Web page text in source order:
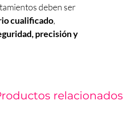
deben ser
cualificado,
precisión y
relacionados